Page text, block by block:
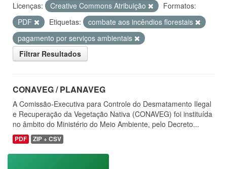
Licenças: Creative Commons Atribuição
Formatos:
PDF
Etiquetas:
combate aos incêndios florestais
pagamento por serviços ambientais
Filtrar Resultados
CONAVEG / PLANAVEG
A Comissão-Executiva para Controle do Desmatamento Ilegal
e Recuperação da Vegetação Nativa (CONAVEG) foi instituída
no âmbito do Ministério do Meio Ambiente, pelo Decreto...
PDF ZIP + CSV